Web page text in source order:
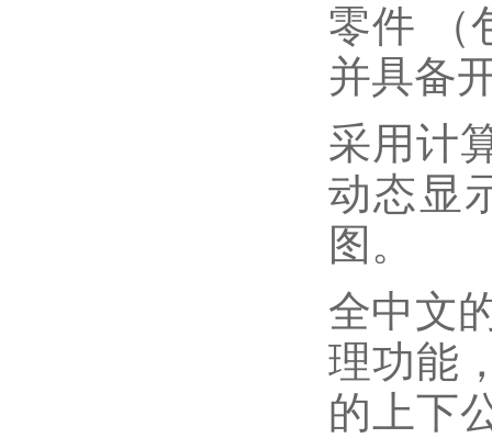
零件 （
并具备
采用计
动态显
图。
全中文
理功能
的上下